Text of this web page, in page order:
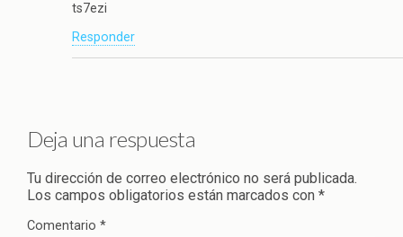
ts7ezi
Responder
Deja una respuesta
Tu dirección de correo electrónico no será publicada.
Los campos obligatorios están marcados con *
Comentario *